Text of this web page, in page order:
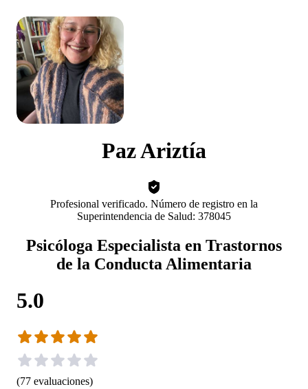
Paz Ariztía
Profesional verificado. Número de registro en la
Superintendencia de Salud: 378045
Psicóloga Especialista en Trastornos
de la Conducta Alimentaria
5.0
(77 evaluaciones)